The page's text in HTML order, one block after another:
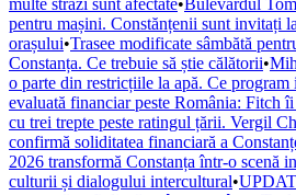
multe străzi sunt afectate•Bulevardul
pentru mașini. Constănțenii sunt invitați
orașului•Trasee modificate sâmbătă
Constanța. Ce trebuie să știe călătorii•
o parte din restricțiile la apă. Ce
evaluată financiar peste România: Fitch
cu trei trepte peste ratingul țării. Vergil
confirmă soliditatea financiară a
2026 transformă Constanța într-o scenă
culturii și dialogului intercultural•